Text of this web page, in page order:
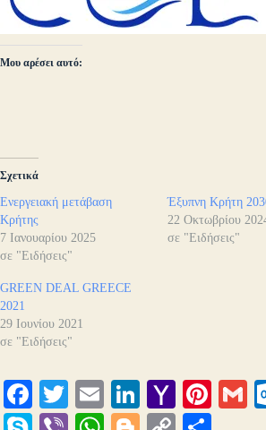
Μου αρέσει αυτό:
Σχετικά
Ενεργειακή μετάβαση
Κρήτης
7 Ιανουαρίου 2025
σε "Ειδήσεις"
Έξυπνη Κρήτη
22 Οκτωβρίου
σε "Ειδήσεις"
GREEN DEAL GREECE
2021
29 Ιουνίου 2021
σε "Ειδήσεις"
Fa
ce
T
wi
E
m
Li
nk
Y
ah
Pi